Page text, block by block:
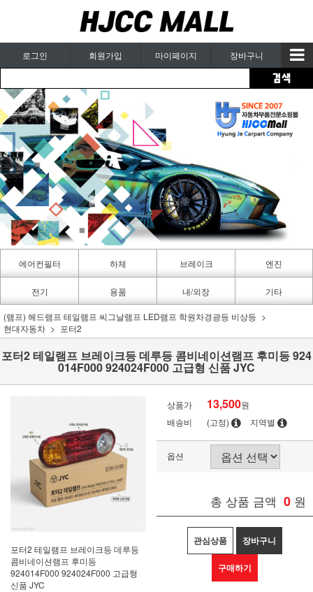
로그인 회원가입 마이페이지 장바구니
에어컨필터
카페인트
하체 브레이크 엔진
전기 용품 내/외장 기타
(램프) 헤드램프 테일램프 씨그날램프 LED램프 학원차경광등 비상등
현대자동차
포터2
포터2 테일램프 브레이크등 데루등 콤비네이션램프 후미등 924
014F000 924024F000 고급형 신품 JYC
포터2 테일램프 브레이크등 데루등
콤비네이션램프 후미등
924014F000 924024F000 고급형
신품 JYC
상품가 13,500원
배송비
(고정) 지역별
옵션
총 상품 금액 0 원
관심상품 장바구니
구매하기